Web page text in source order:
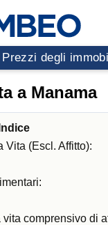
Prezzi degli
a Manama
Indice
Vita (Escl. Affitto):
vita comprensivo di